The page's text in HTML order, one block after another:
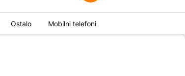
Ostalo Mobilni telefoni